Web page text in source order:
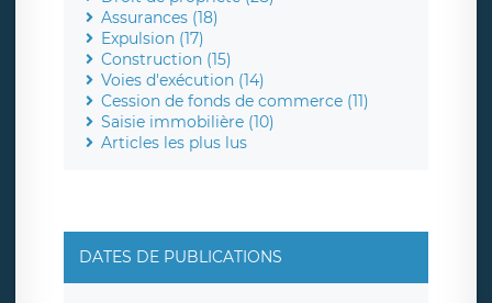
Assurances (18)
Expulsion (17)
Construction (15)
Voies d'exécution (14)
Cession de fonds de commerce (11)
Saisie immobilière (10)
Articles les plus lus
DATES DE PUBLICATIONS